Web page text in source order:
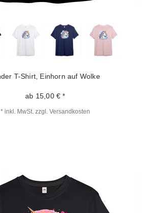
T-Shirt, Einhorn auf Wolke
ab 15,00 € *
* inkl. MwSt. zzgl. Versandkosten